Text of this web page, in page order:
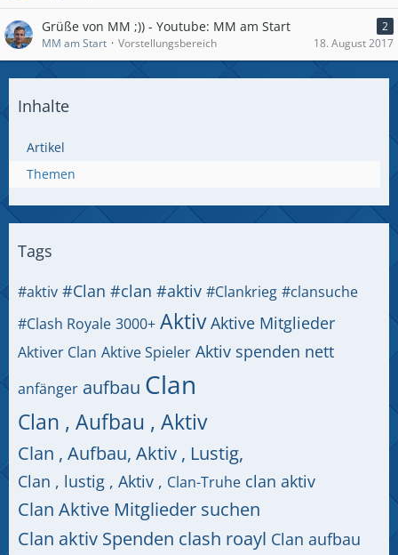
Grüße von MM ;)) - Youtube: MM am Start
2
MM am Start
Vorstellungsbereich 18. August 2017
Inhalte
Artikel
Themen
Tags
#aktiv #Clan #clan #aktiv #Clankrieg #clansuche
#Clash Royale 3000+ Aktiv Aktive Mitglieder
Aktiver Clan Aktive Spieler Aktiv spenden nett
anfänger aufbau Clan
Clan , Aufbau , Aktiv
Clan , Aufbau, Aktiv , Lustig,
Clan , lustig , Aktiv , Clan-Truhe clan aktiv
Clan Aktive Mitglieder suchen
Clan aktiv Spenden clash roayl Clan aufbau